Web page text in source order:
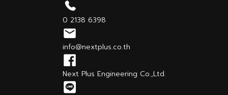
0 2138 6398
info@nextplus.co.th
Next Plus Engineering Co.,Ltd.